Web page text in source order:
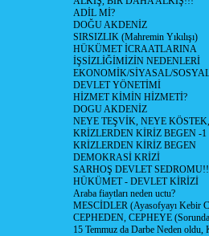
ADİL Mİ?
DOĞU AKDENİZ
SIRSIZLIK (Mahremin Yıkılışı)
HÜKÜMET İCRAATLARINA
İŞSİZLİĞİMİZİN NEDENLERİ
EKONOMİK/SİYASAL/
DEVLET YÖNETİMİ
HİZMET KİMİN HİZMETİ?
DOGU AKDENİZ
NEYE TEŞVİK, NEYE
KRİZLERDEN KİRİZ BEGEN -1
KRİZLERDEN KİRİZ BEGEN
DEMOKRASİ KRİZİ
SARHOŞ DEVLET SEDROMU!!
HÜKÜMET - DEVLET KİRİZİ
Araba fiaytları neden uctu?
MESCİDLER (Ayasofyayı Kebir
CEPHEDEN, CEPHEYE
15 Temmuz da Darbe Neden oldu,